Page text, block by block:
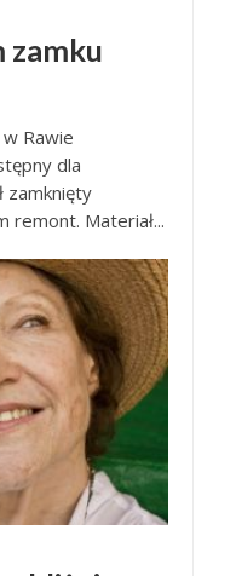
zamku
Rawie
dla
zamknięty
remont. Materiał...